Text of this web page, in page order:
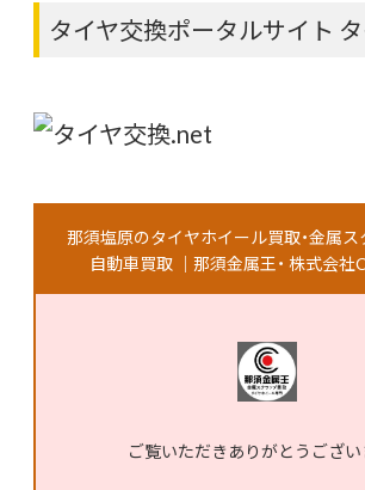
タイヤ交換ポータルサイト
那須塩原のタイヤホイール買取・金属ス
自動車買取 │那須金属王・ 株式会社
ご覧いただきありがとうござい